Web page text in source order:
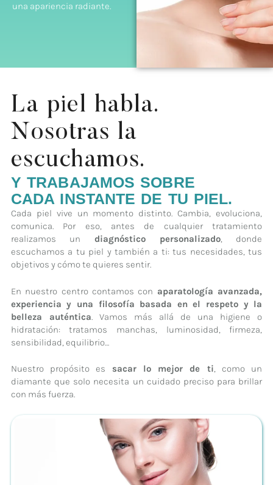
una apariencia radiante.
La piel habla.
Nosotras la
escuchamos.
Y TRABAJAMOS SOBRE
CADA INSTANTE DE TU PIEL.
Cada piel vive un momento distinto. Cambia, evoluciona,
comunica. Por eso, antes de cualquier tratamiento
realizamos un diagnóstico personalizado, donde
escuchamos a tu piel y también a ti: tus necesidades, tus
objetivos y cómo te quieres sentir.
En nuestro centro contamos con aparatología avanzada,
experiencia y una filosofía basada en el respeto y la
belleza auténtica. Vamos más allá de una higiene o
hidratación: tratamos manchas, luminosidad, firmeza,
sensibilidad, equilibrio…
Nuestro propósito es sacar lo mejor de ti, como un
diamante que solo necesita un cuidado preciso para brillar
con más fuerza.